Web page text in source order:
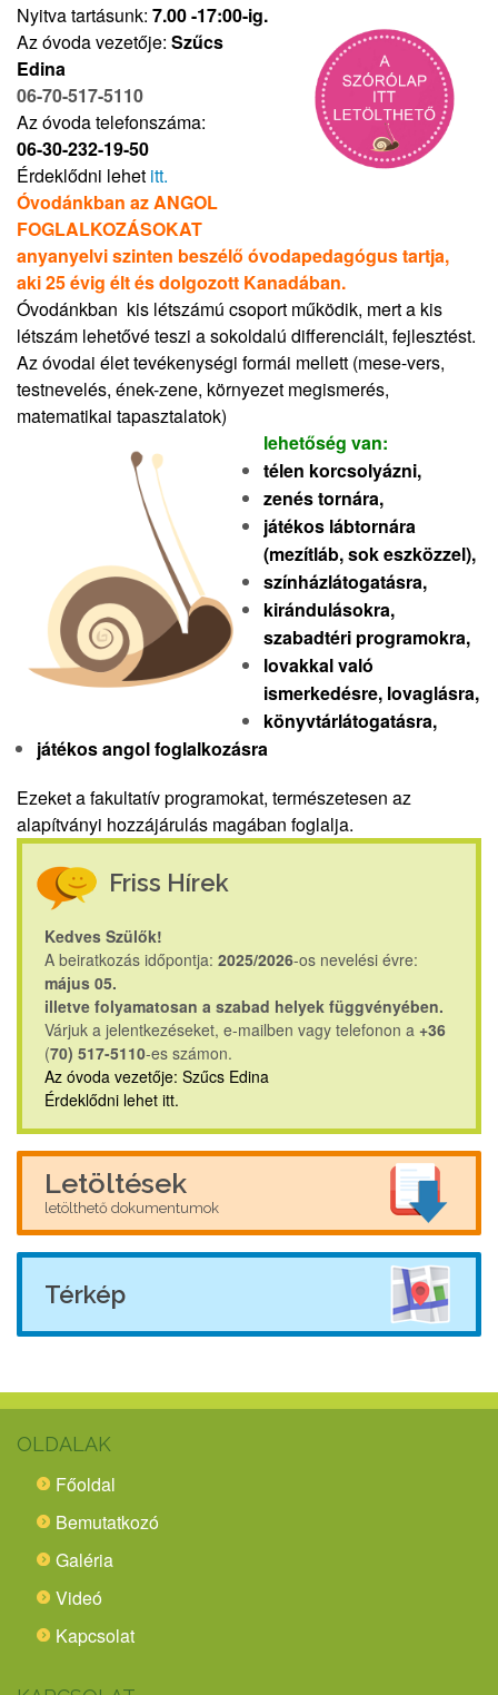
Nyitva tartásunk: 7.00 -17:00-ig.
Az óvoda vezetője: Szűcs
Edina
06-70-517-5110
Az óvoda telefonszáma:
06-30-232-19-50
Érdeklődni lehet itt.
Óvodánkban az ANGOL
FOGLALKOZÁSOKAT
anyanyelvi szinten beszélő óvodapedagógus tartja,
aki 25 évig élt és dolgozott Kanadában.
Óvodánkban kis létszámú csoport működik, mert a kis
létszám lehetővé teszi a sokoldalú differenciált, fejlesztést.
Az óvodai élet tevékenységi formái mellett (mese-vers,
testnevelés, ének-zene, környezet megismerés,
matematikai tapasztalatok)
lehetőség van:
télen korcsolyázni,
zenés tornára,
játékos lábtornára
(mezítláb, sok eszközzel),
színházlátogatásra,
kirándulásokra,
szabadtéri programokra,
lovakkal való
ismerkedésre, lovaglásra,
könyvtárlátogatásra,
játékos angol foglalkozásra
Ezeket a fakultatív programokat, természetesen az
alapítványi hozzájárulás magában foglalja.
Friss Hírek
Kedves Szülők!
A beiratkozás időpontja: 2025/2026-os nevelési évre:
május 05.
illetve folyamatosan a szabad helyek függvényében.
Várjuk a jelentkezéseket, e-mailben vagy telefonon a +36
(70) 517-5110-es számon.
Az óvoda vezetője: Szűcs Edina
Érdeklődni lehet itt.
Letöltések
letölthető dokumentumok
Térkép
OLDALAK
Főoldal
Bemutatkozó
Galéria
Videó
Kapcsolat